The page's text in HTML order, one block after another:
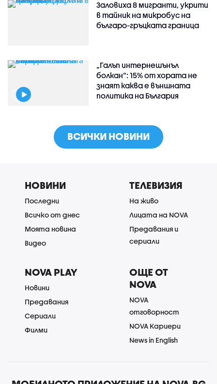
Заловиха 8 мигранти, укрити
в тайник на микробус на
българо-гръцката граница
„Галъп интернешънъл
болкан“: 15% от хората не
знаят каква е външната
политика на България
ВСИЧКИ НОВИНИ
НОВИНИ
Последни
Всичко от днес
Моята новина
Видео
ТЕЛЕВИЗИЯ
На живо
Лицата на NOVA
Предавания и
сериали
NOVA PLAY
Новини
Предавания
Сериали
Филми
ОЩЕ ОТ
NOVA
NOVA
отговорност
NOVA Кариери
News in English